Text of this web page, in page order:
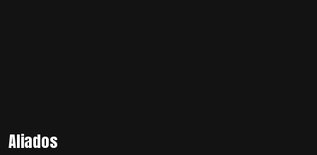
Aliados